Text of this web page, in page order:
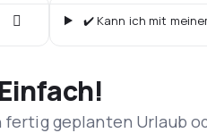
✔️ Kann ich mit
fertig geplanten Urlaub